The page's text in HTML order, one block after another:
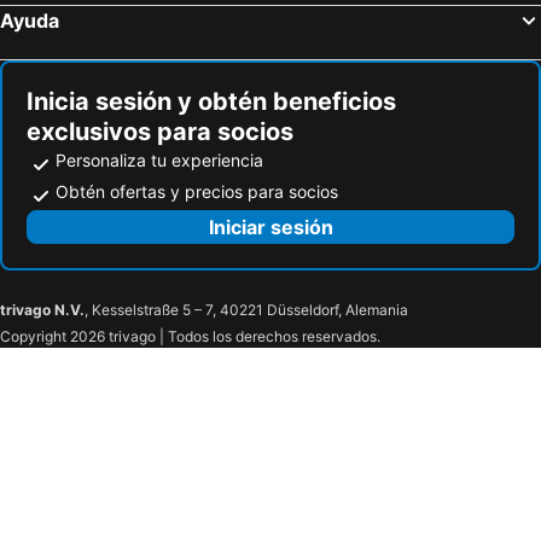
Riu Naiboa All Inclusive
H2 Bavaro Hotel
Hotel Primaveral
Karibo Punta Cana
Paradisus Punta Cana
Chateau Del Mar Apartamento
Blue Water White Sand Gentle Breeze
Villa Pandora
The MT Hotel
Ayuda
Inicia sesión y obtén beneficios
exclusivos para socios
Personaliza tu experiencia
Obtén ofertas y precios para socios
Iniciar sesión
trivago N.V., Kesselstraße 5 – 7, 40221 Düsseldorf, Alemania
Copyright 2026 trivago | Todos los derechos reservados.